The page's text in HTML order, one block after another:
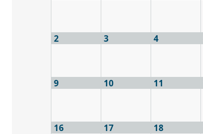
2 3 4
9 10 11
16 17 18